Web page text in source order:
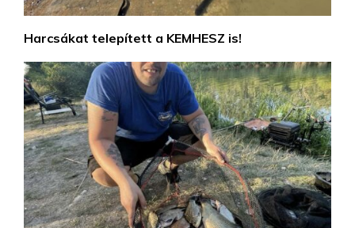
Harcsákat telepített a KEMHESZ is!